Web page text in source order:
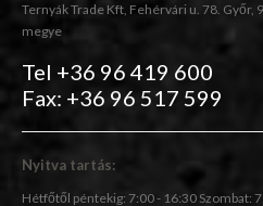
Ternyák Trade Kft, Fehérvári u. 78.
megye
Tel +36 96 419 600
Fax: +36 96 517 599
Nyitva tartás:
Hétfőtől péntekig: 7:00 - 16:30 Szombat: